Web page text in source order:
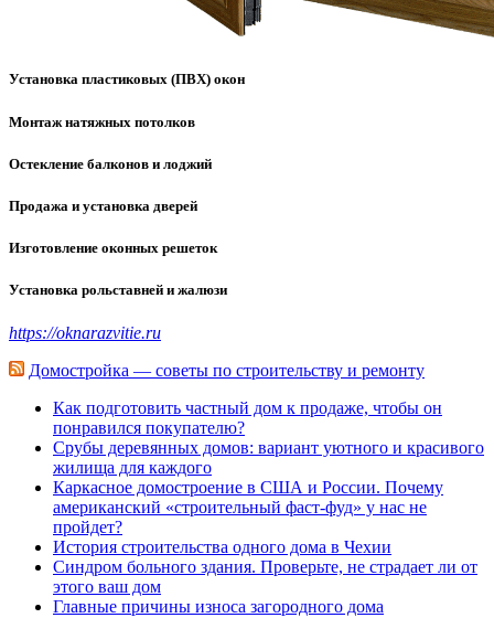
Установка пластиковых (ПВХ) окон
Монтаж натяжных потолков
Остекление балконов и лоджий
Продажа и установка дверей
Изготовление оконных решеток
Установка рольставней и жалюзи
https://oknarazvitie.ru
Домостройка — советы по строительству и ремонту
Как подготовить частный дом к продаже, чтобы он
понравился покупателю?
Срубы деревянных домов: вариант уютного и красивого
жилища для каждого
Каркасное домостроение в США и России. Почему
американский «строительный фаст-фуд» у нас не
пройдет?
История строительства одного дома в Чехии
Синдром больного здания. Проверьте, не страдает ли от
этого ваш дом
Главные причины износа загородного дома